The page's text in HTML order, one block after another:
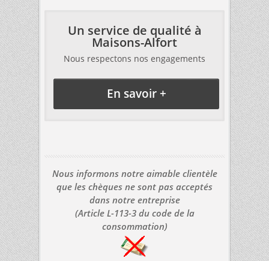
Un service de qualité à
Maisons-Alfort
Nous respectons nos engagements
En savoir +
Nous informons notre aimable clientèle
que les chèques ne sont pas acceptés
dans notre entreprise
(Article L-113-3 du code de la
consommation)